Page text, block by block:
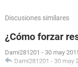
Discusiones similares
¿Cómo forzar
Dami281201 - 30 may
Dami281201 - 30 may